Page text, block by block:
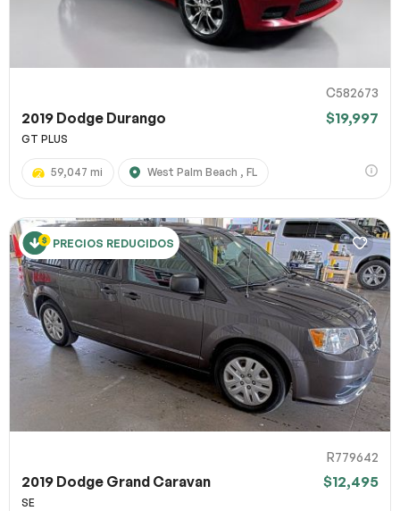
C582673
2019 Dodge Durango $19,997
GT PLUS
59,047 mi West Palm Beach , FL
PRECIOS REDUCIDOS
R779642
2019 Dodge Grand Caravan $12,495
SE